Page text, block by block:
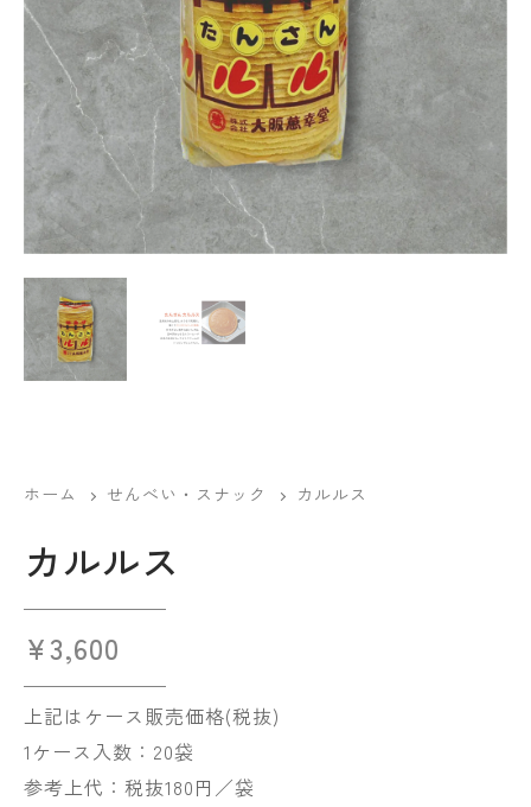
ホーム せんべい・スナック カルルス
カルルス
¥3,600
上記はケース販売価格(税抜)
1ケース入数：20袋
参考上代：税抜180円／袋